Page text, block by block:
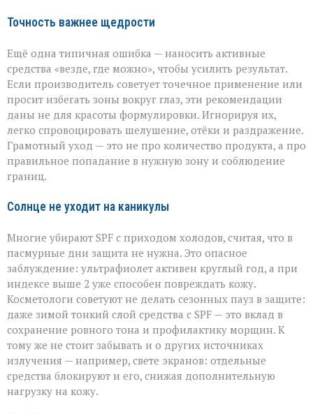
Точность важнее щедрости
Ещё одна типичная ошибка — наносить активные
средства «везде, где можно», чтобы усилить результат.
Если производитель советует точечное применение или
просит избегать зоны вокруг глаз, эти рекомендации
даны не для красоты формулировки. Игнорируя их,
легко спровоцировать шелушение, отёки и раздражение.
Грамотный уход — это не про количество продукта, а про
правильное попадание в нужную зону и соблюдение
границ.
Солнце не уходит на каникулы
Многие убирают SPF с приходом холодов, считая, что в
пасмурные дни защита не нужна. Это опасное
заблуждение: ультрафиолет активен круглый год, а при
индексе выше 2 уже способен повреждать кожу.
Косметологи советуют не делать сезонных пауз в защите:
даже зимой тонкий слой средства с SPF — это вклад в
сохранение ровного тона и профилактику морщин. К
тому же не стоит забывать и о других источниках
излучения — например, свете экранов: отдельные
средства блокируют и его, снижая дополнительную
нагрузку на кожу.